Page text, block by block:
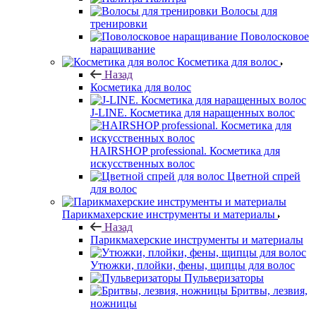
Волосы для
тренировки
Поволосковое
наращивание
Косметика для волос
Назад
Косметика для волос
J-LINE. Косметика для наращенных волос
HAIRSHOP professional. Косметика для
искусственных волос
Цветной спрей
для волос
Парикмахерские инструменты и материалы
Назад
Парикмахерские инструменты и материалы
Утюжки, плойки, фены, щипцы для волос
Пульверизаторы
Бритвы, лезвия,
ножницы